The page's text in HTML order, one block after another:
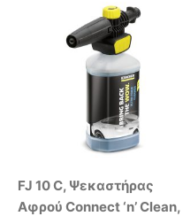
FJ 10 C, Ψεκαστήρας
Αφρού Connect ‘n’ Clean,